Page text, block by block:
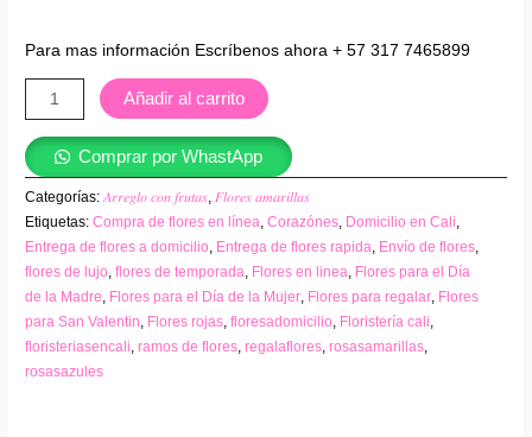
Para mas información Escríbenos ahora + 57 317 7465899
Añadir al carrito
Comprar por WhastApp
Categorías:𝐴𝑟𝑟𝑒𝑔𝑙𝑜 𝑐𝑜𝑛 𝑓𝑟𝑢𝑡𝑎𝑠,𝐹𝑙𝑜𝑟𝑒𝑠 𝑎𝑚𝑎𝑟𝑖𝑙𝑙𝑎𝑠
Etiquetas:Compra de flores en línea,Corazónes, Domicilio en Cali,
Entrega de flores a domicilio, Entrega de flores rapida, Envío de flores,
flores de lujo,flores de temporada, Flores en linea, Flores para el Día
de la Madre, Flores para el Día de la Mujer, Flores para regalar, Flores
para San Valentin, Flores rojas,floresadomicilio, Floristería cali,
floristeriasencali,ramos de flores,regalaflores,rosasamarillas,
rosasazules